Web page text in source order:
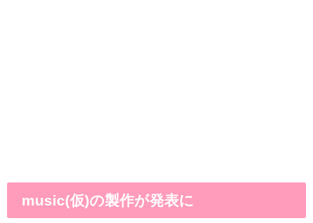
music(仮)の製作が発表に